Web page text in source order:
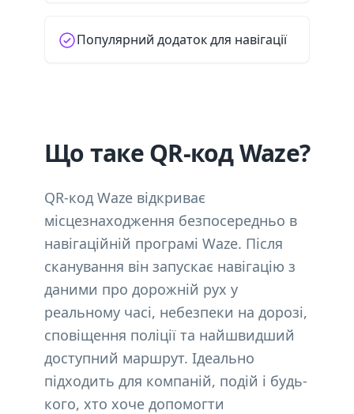
Популярний додаток для навігації
Що таке QR-код Waze?
QR-код Waze відкриває
місцезнаходження безпосередньо в
навігаційній програмі Waze. Після
сканування він запускає навігацію з
даними про дорожній рух у
реальному часі, небезпеки на дорозі,
сповіщення поліції та найшвидший
доступний маршрут. Ідеально
підходить для компаній, подій і будь-
кого, хто хоче допомогти